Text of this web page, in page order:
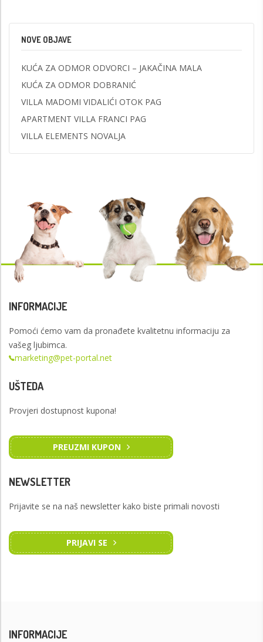
NOVE OBJAVE
KUĆA ZA ODMOR ODVORCI – JAKAČINA MALA
KUĆA ZA ODMOR DOBRANIĆ
VILLA MADOMI VIDALIĆI OTOK PAG
APARTMENT VILLA FRANCI PAG
VILLA ELEMENTS NOVALJA
INFORMACIJE
Pomoći ćemo vam da pronađete kvalitetnu informaciju za
vašeg ljubimca.
marketing@pet-portal.net
UŠTEDA
Provjeri dostupnost kupona!
PREUZMI KUPON
NEWSLETTER
Prijavite se na naš newsletter kako biste primali novosti
PRIJAVI SE
INFORMACIJE